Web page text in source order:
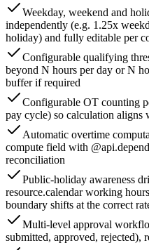
Weekday, weekend and
independently (e.g. 1.25x
holiday) and fully editable per
Configurable qualifying
beyond N hours per day or N
buffer if required
Configurable OT counting
pay cycle) so calculation
Automatic overtime
compute field with
reconciliation
Public-holiday awareness
resource.calendar working
boundary shifts at the correct
Multi-level approval
submitted, approved, rejected),